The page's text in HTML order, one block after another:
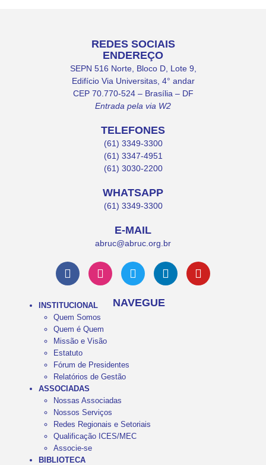
REDES SOCIAIS
ENDEREÇO
SEPN 516 Norte, Bloco D, Lote 9,
Edifício Via Universitas, 4° andar
CEP 70.770-524 – Brasília – DF
Entrada pela via W2
TELEFONES
(61) 3349-3300
(61) 3347-4951
(61) 3030-2200
WHATSAPP
(61) 3349-3300
E-MAIL
abruc@abruc.org.br
NAVEGUE
INSTITUCIONAL
Quem Somos
Quem é Quem
Missão e Visão
Estatuto
Fórum de Presidentes
Relatórios de Gestão
ASSOCIADAS
Nossas Associadas
Nossos Serviços
Redes Regionais e Setoriais
Qualificação ICES/MEC
Associe-se
BIBLIOTECA